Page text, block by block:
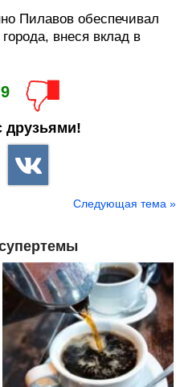
Пилавов обеспечивал
внеся вклад в
друзьями!
Следующая тема »